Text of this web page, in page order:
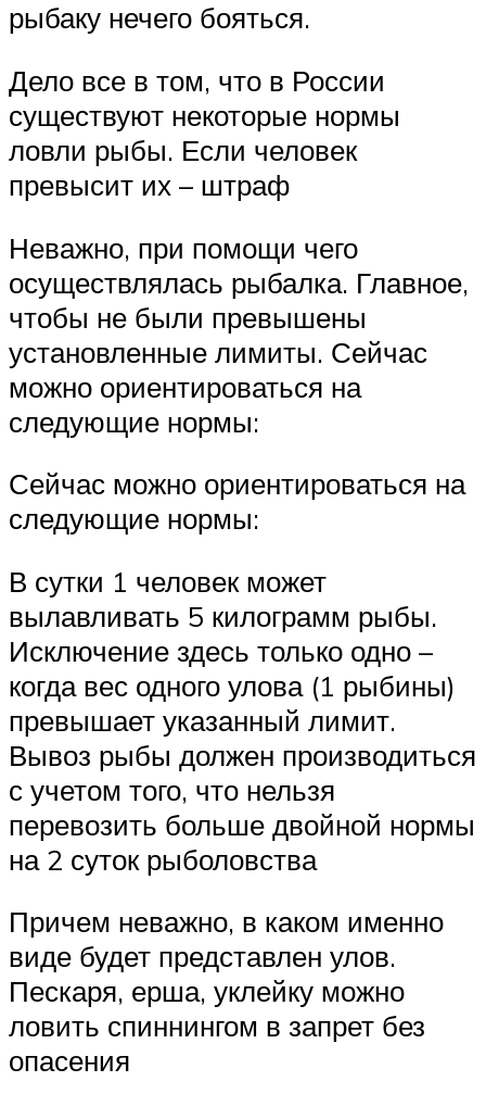
рыбаку нечего бояться.
Дело все в том, что в России
существуют некоторые нормы
ловли рыбы. Если человек
превысит их – штраф
Неважно, при помощи чего
осуществлялась рыбалка. Главное,
чтобы не были превышены
установленные лимиты. Сейчас
можно ориентироваться на
следующие нормы:
Сейчас можно ориентироваться на
следующие нормы:
В сутки 1 человек может
вылавливать 5 килограмм рыбы.
Исключение здесь только одно –
когда вес одного улова (1 рыбины)
превышает указанный лимит.
Вывоз рыбы должен производиться
с учетом того, что нельзя
перевозить больше двойной нормы
на 2 суток рыболовства
Причем неважно, в каком именно
виде будет представлен улов.
Пескаря, ерша, уклейку можно
ловить спиннингом в запрет без
опасения